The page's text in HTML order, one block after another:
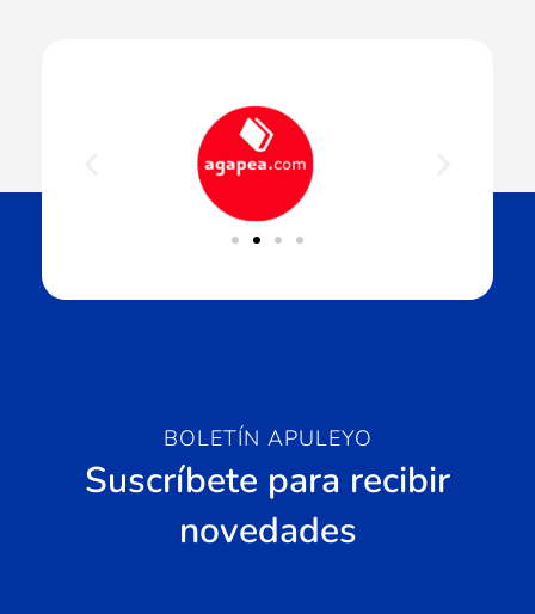
BOLETÍN APULEYO
Suscríbete para recibir
novedades